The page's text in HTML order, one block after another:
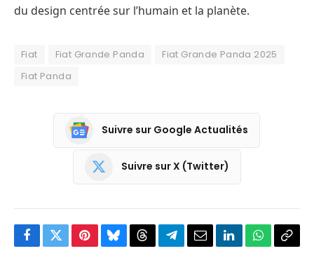
du design centrée sur l’humain et la planète.
Fiat Fiat Grande Panda
Fiat Grande Panda 2025
Fiat Panda
Suivre sur Google Actualités
Suivre sur X (Twitter)
Facebook
TwitterPinterestBlueskyThreadsPartagerEmailLinkedInWhatsApp